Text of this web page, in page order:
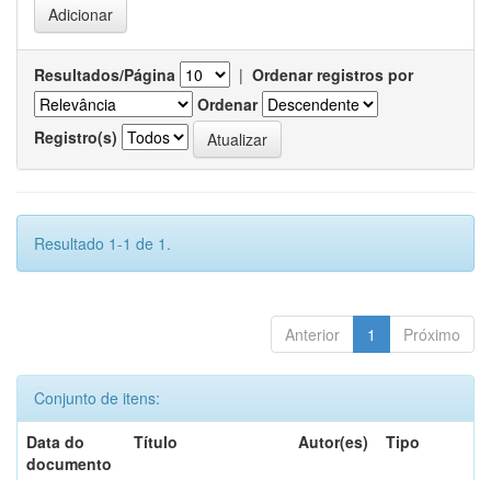
Resultados/Página | Ordenar registros por
Ordenar
Registro(s)
Resultado 1-1 de 1.
Anterior 1 Próximo
Conjunto de itens:
Data do
documento
Título Autor(es) Tipo